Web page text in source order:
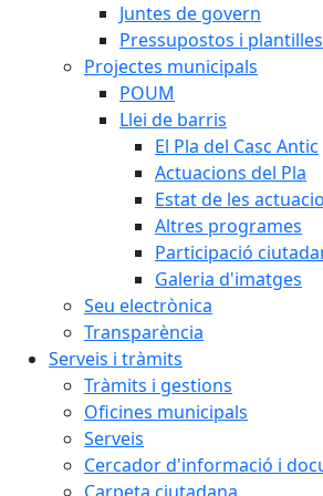
Juntes de govern
Pressupostos i plantilles
Projectes municipals
POUM
Llei de barris
El Pla del Casc Antic
Actuacions del Pla
Estat de les
Altres programes
Participació
Galeria d'imatges
Seu electrònica
Transparència
Serveis i tràmits
Tràmits i gestions
Oficines municipals
Serveis
Cercador d'informació i